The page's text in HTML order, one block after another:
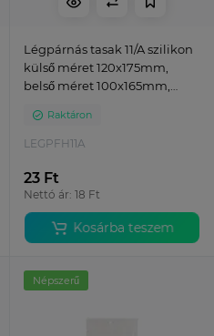
Légpárnás tasak 11/A szilikon
külső méret 120x175mm,
belső méret 100x165mm,
Raktáron
LEGPFH11A
23 Ft
Nettó ár: 18 Ft
Kosárba teszem
Népszerű